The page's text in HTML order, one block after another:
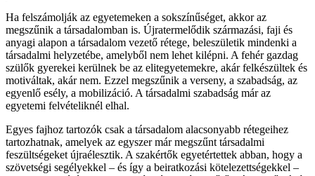
Ha felszámolják az egyetemeken a sokszínűséget, akkor az
megszűnik a társadalomban is. Újratermelődik származási, faji és
anyagi alapon a társadalom vezető rétege, beleszületik mindenki a
társadalmi helyzetébe, amelyből nem lehet kilépni. A fehér gazdag
szülők gyerekei kerülnek be az elitegyetemekre, akár felkészültek és
motiváltak, akár nem. Ezzel megszűnik a verseny, a szabadság, az
egyenlő esély, a mobilizáció. A társadalmi szabadság már az
egyetemi felvételiknél elhal.
Egyes fajhoz tartozók csak a társadalom alacsonyabb rétegeihez
tartozhatnak, amelyek az egyszer már megszűnt társadalmi
feszültségeket újraélesztik. A szakértők egyetértettek abban, hogy a
szövetségi segélyekkel – és így a beiratkozási kötelezettségekkel –